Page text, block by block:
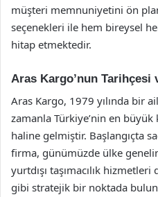
müşteri memnuniyetini ön
seçenekleri ile hem bireysel
hitap etmektedir.
Aras Kargo’nun Tarihçesi
Aras Kargo, 1979 yılında bir
zamanla Türkiye’nin en
haline gelmiştir. Başlangıçta
firma, günümüzde ülke
yurtdışı taşımacılık
gibi stratejik bir noktada